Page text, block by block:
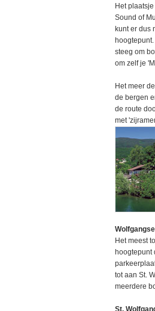
Het
Sound of
kunt er dus
steeg om
om zelf je
Het meer
de bergen
de route
met
Het meest
hoogtepunt
tot aan St.
meerdere
St.